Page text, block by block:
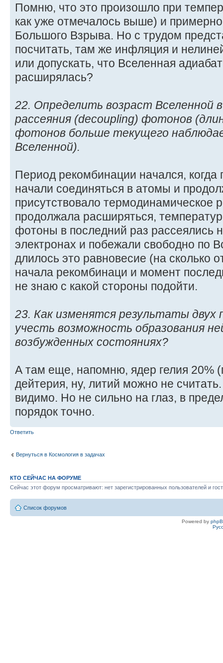
Помню, что это произошло при
как уже отмечалось выше) и
Большого Взрыва. Но с трудом
посчитать, там же инфляция и
или допускать, что Вселенная
расширялась?
22. Определить возраст Вселенной
рассеяния (decoupling) фотонов
фотонов больше текущего
Вселенной).
Период рекомбинации начался,
начали соединяться в атомы и
присутствовало термодинамическое
продолжала расширяться,
фотоны в последний раз рассеялись
электронах и побежали свободно по
длилось это равновесие (на сколько
начала рекомбинаци и момент
не знаю с какой стороны подойти.
23. Как изменятся результаты двух
учесть возможность образования
возбужденных состояниях?
А там еще, напомню, ядер гелия 20%
дейтерия, ну, литий можно не
видимо. Но не сильно на глаз, в
порядок точно.
Ответить
Вернуться в Космология в задачах
КТО СЕЙЧАС НА ФОРУМЕ
Сейчас этот форум просматривают: нет зарегистрированных пользователей и
Список форумов
Powered by